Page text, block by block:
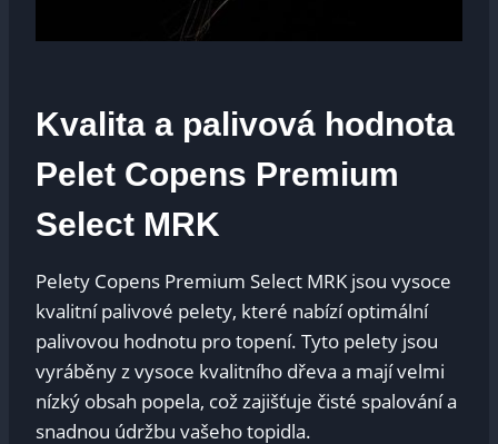
Kvalita a⁤ palivová‌ hodnota
Pelet Copens Premium‍
Select MRK
Pelety⁤ Copens Premium​ Select MRK jsou vysoce
⁢kvalitní palivové pelety,⁤ které nabízí optimální
palivovou hodnotu pro topení. Tyto pelety jsou
vyráběny z vysoce kvalitního⁢ dřeva ⁢a mají velmi
nízký obsah popela, což​ zajišťuje čisté ‌spalování a
snadnou údržbu vašeho topidla.